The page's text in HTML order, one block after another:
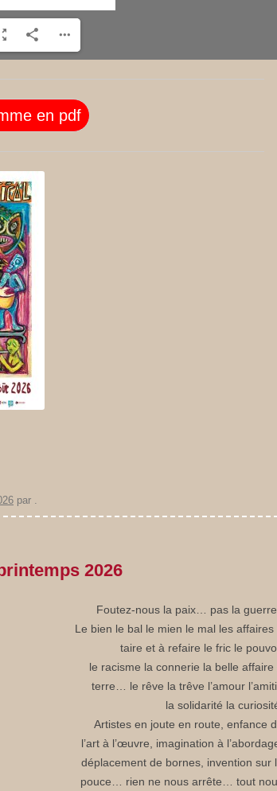
en pdf
par
2026
Foutez-nous la paix… pas la
Le bien le bal le mien le mal les affaires
taire et à refaire le fric le
le racisme la connerie la belle affaire
terre… le rêve la trêve l’amour
la solidarité la
Artistes en joute en route, enfance
l’art à l’œuvre, imagination à
déplacement de bornes, invention sur
pouce… rien ne nous arrête… tout